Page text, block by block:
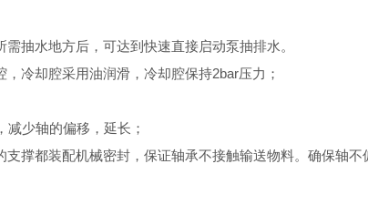
水地方后，可达到快速直接启动泵抽排水。
冷却腔采用油润滑，冷却腔保持2bar压力；
少轴的偏移，延长；
都装配机械密封，保证轴承不接触输送物料。确保轴不